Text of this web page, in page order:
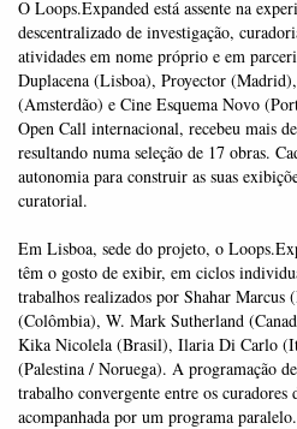
O Loops.Expanded está assente na
descentralizado de investigação,
atividades em nome próprio e em
Duplacena (Lisboa), Proyector
(Amsterdão) e Cine Esquema Novo
Open Call internacional, recebeu mais
resultando numa seleção de 17 obras.
autonomia para construir as suas
curatorial.
Em Lisboa, sede do projeto, o
têm o gosto de exibir, em ciclos
trabalhos realizados por Shahar
(Colômbia), W. Mark Sutherland
Kika Nicolela (Brasil), Ilaria Di Carlo
(Palestina / Noruega). A programação
trabalho convergente entre os curadores
acompanhada por um programa paralelo.